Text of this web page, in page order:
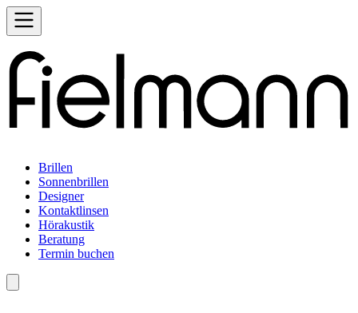
Brillen
Sonnenbrillen
Designer
Kontaktlinsen
Hörakustik
Beratung
Termin buchen